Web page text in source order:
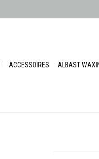
ACCESSOIRES ALBAST